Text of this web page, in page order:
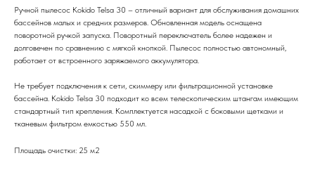
Ручной пылесос Kokido Telsa 30 – отличный вариант для обслуживания домашних
бассейнов малых и средних размеров. Обновленная модель оснащена
поворотной ручкой запуска. Поворотный переключатель более надежен и
долговечен по сравнению с мягкой кнопкой. Пылесос полностью автономный,
работает от встроенного заряжаемого аккумулятора.
Не требует подключения к сети, скиммеру или фильтрационной установке
бассейна. Kokido Telsa 30 подходит ко всем телескопическим штангам имеющим
стандартный тип крепления. Комплектуется насадкой с боковыми щетками и
тканевым фильтром емкостью 550 мл.
Площадь очистки: 25 м2